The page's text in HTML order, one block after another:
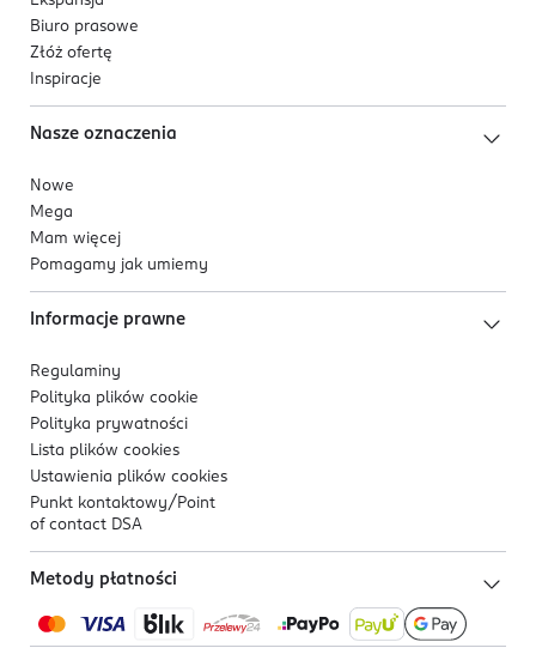
Biuro prasowe
Złóż ofertę
Inspiracje
Nasze oznaczenia
Nowe
Mega
Mam więcej
Pomagamy jak umiemy
Informacje prawne
Regulaminy
Polityka plików cookie
Polityka prywatności
Lista plików cookies
Ustawienia plików cookies
Punkt kontaktowy/ Point
of contact DSA
Metody płatności